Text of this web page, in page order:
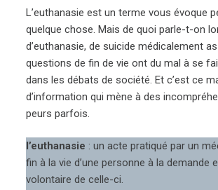
L’euthanasie est un terme vous évoque
quelque chose. Mais de quoi parle-t-on
d’euthanasie, de suicide médicalement
questions de fin de vie ont du mal à se
dans les débats de société. Et c’est ce
d’information qui mène à des
peurs parfois.
l’euthanasie : un acte pratiqué par un
fin à la vie d’une personne à la demande
volontaire de celle-ci.